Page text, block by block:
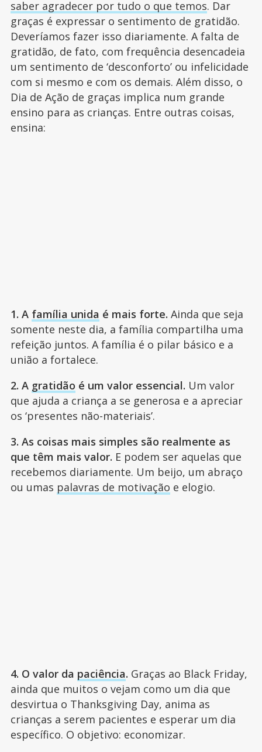
saber agradecer por tudo o que temos. Dar
graças é expressar o sentimento de gratidão.
Deveríamos fazer isso diariamente. A falta de
gratidão, de fato, com frequência desencadeia
um sentimento de ‘desconforto’ ou infelicidade
com si mesmo e com os demais. Além disso, o
Dia de Ação de graças implica num grande
ensino para as crianças. Entre outras coisas,
ensina:
1. A família unida é mais forte. Ainda que seja
somente neste dia, a família compartilha uma
refeição juntos. A família é o pilar básico e a
união a fortalece.
2. A gratidão é um valor essencial. Um valor
que ajuda a criança a se generosa e a apreciar
os ‘presentes não-materiais’.
3. As coisas mais simples são realmente as
que têm mais valor. E podem ser aquelas que
recebemos diariamente. Um beijo, um abraço
ou umas palavras de motivação e elogio.
4. O valor da paciência. Graças ao Black Friday,
ainda que muitos o vejam como um dia que
desvirtua o Thanksgiving Day, anima as
crianças a serem pacientes e esperar um dia
específico. O objetivo: economizar.